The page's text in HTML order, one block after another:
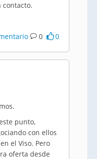
contacto.
0 0
punto,
con ellos
el Viso. Pero
oferta desde